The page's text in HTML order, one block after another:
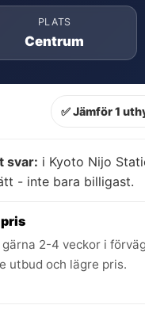
PLATS
Centrum
✅ Jämför 1
svar: i Kyoto Nijo
- inte bara billigast.
gärna 2-4 veckor i
utbud och lägre pris.